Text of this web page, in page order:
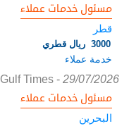
مسئول خدمات عملاء
قطر
3000 ريال قطري
خدمة عملاء
Gulf Times- 29/07/2026
مسئول خدمات عملاء
البحرين